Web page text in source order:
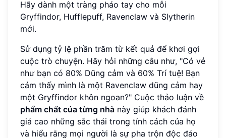
Hãy dành một tràng pháo tay cho mỗi
Gryffindor, Hufflepuff, Ravenclaw và Slytherin
mới.
Sử dụng tỷ lệ phần trăm từ kết quả để khơi gợi
cuộc trò chuyện. Hãy hỏi những câu như, "Có vẻ
như bạn có 80% Dũng cảm và 60% Trí tuệ! Bạn
cảm thấy mình là một Ravenclaw dũng cảm hay
một Gryffindor khôn ngoan?" Cuộc thảo luận về
phẩm chất của từng nhà này giúp khách đánh
giá cao những sắc thái trong tính cách của họ
và hiểu rằng mọi người là sự pha trộn độc đáo